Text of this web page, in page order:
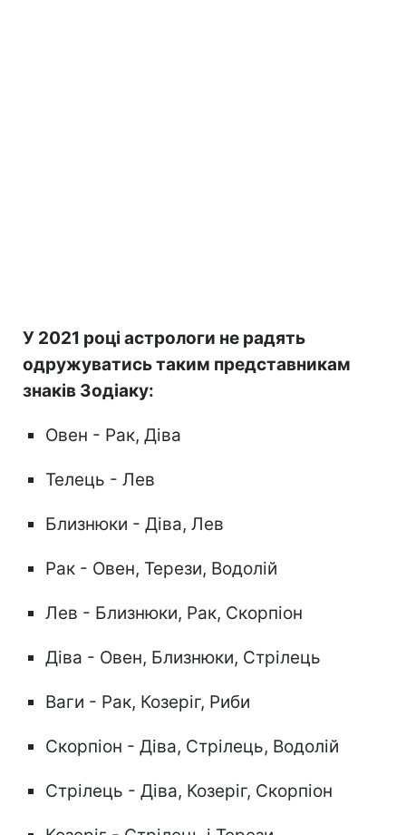
У 2021 році астрологи не радять
одружуватись таким представникам
знаків Зодіаку:
Овен - Рак, Діва
Телець - Лев
Близнюки - Діва, Лев
Рак - Овен, Терези, Водолій
Лев - Близнюки, Рак, Скорпіон
Діва - Овен, Близнюки, Стрілець
Ваги - Рак, Козеріг, Риби
Скорпіон - Діва, Стрілець, Водолій
Стрілець - Діва, Козеріг, Скорпіон